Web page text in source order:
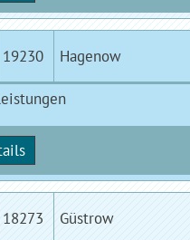
19230 Hagenow
18273 Güstrow